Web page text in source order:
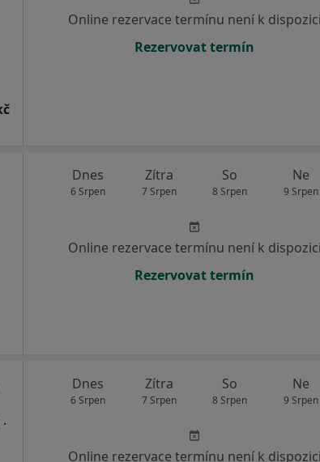
Online rezervace termínu není k dispozici
Rezervovat termín
Dnes
6 Srpen
Zítra
7 Srpen
So
8 Srpen
Ne
9 Srpen
Online rezervace termínu není k dispozici
Rezervovat termín
·
Dnes
6 Srpen
Zítra
7 Srpen
So
8 Srpen
Ne
9 Srpen
Online rezervace termínu není k dispozici